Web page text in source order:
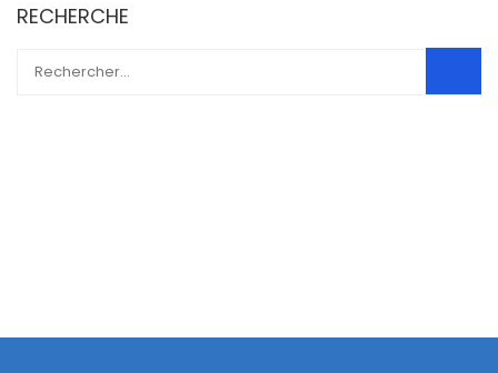
RECHERCHE